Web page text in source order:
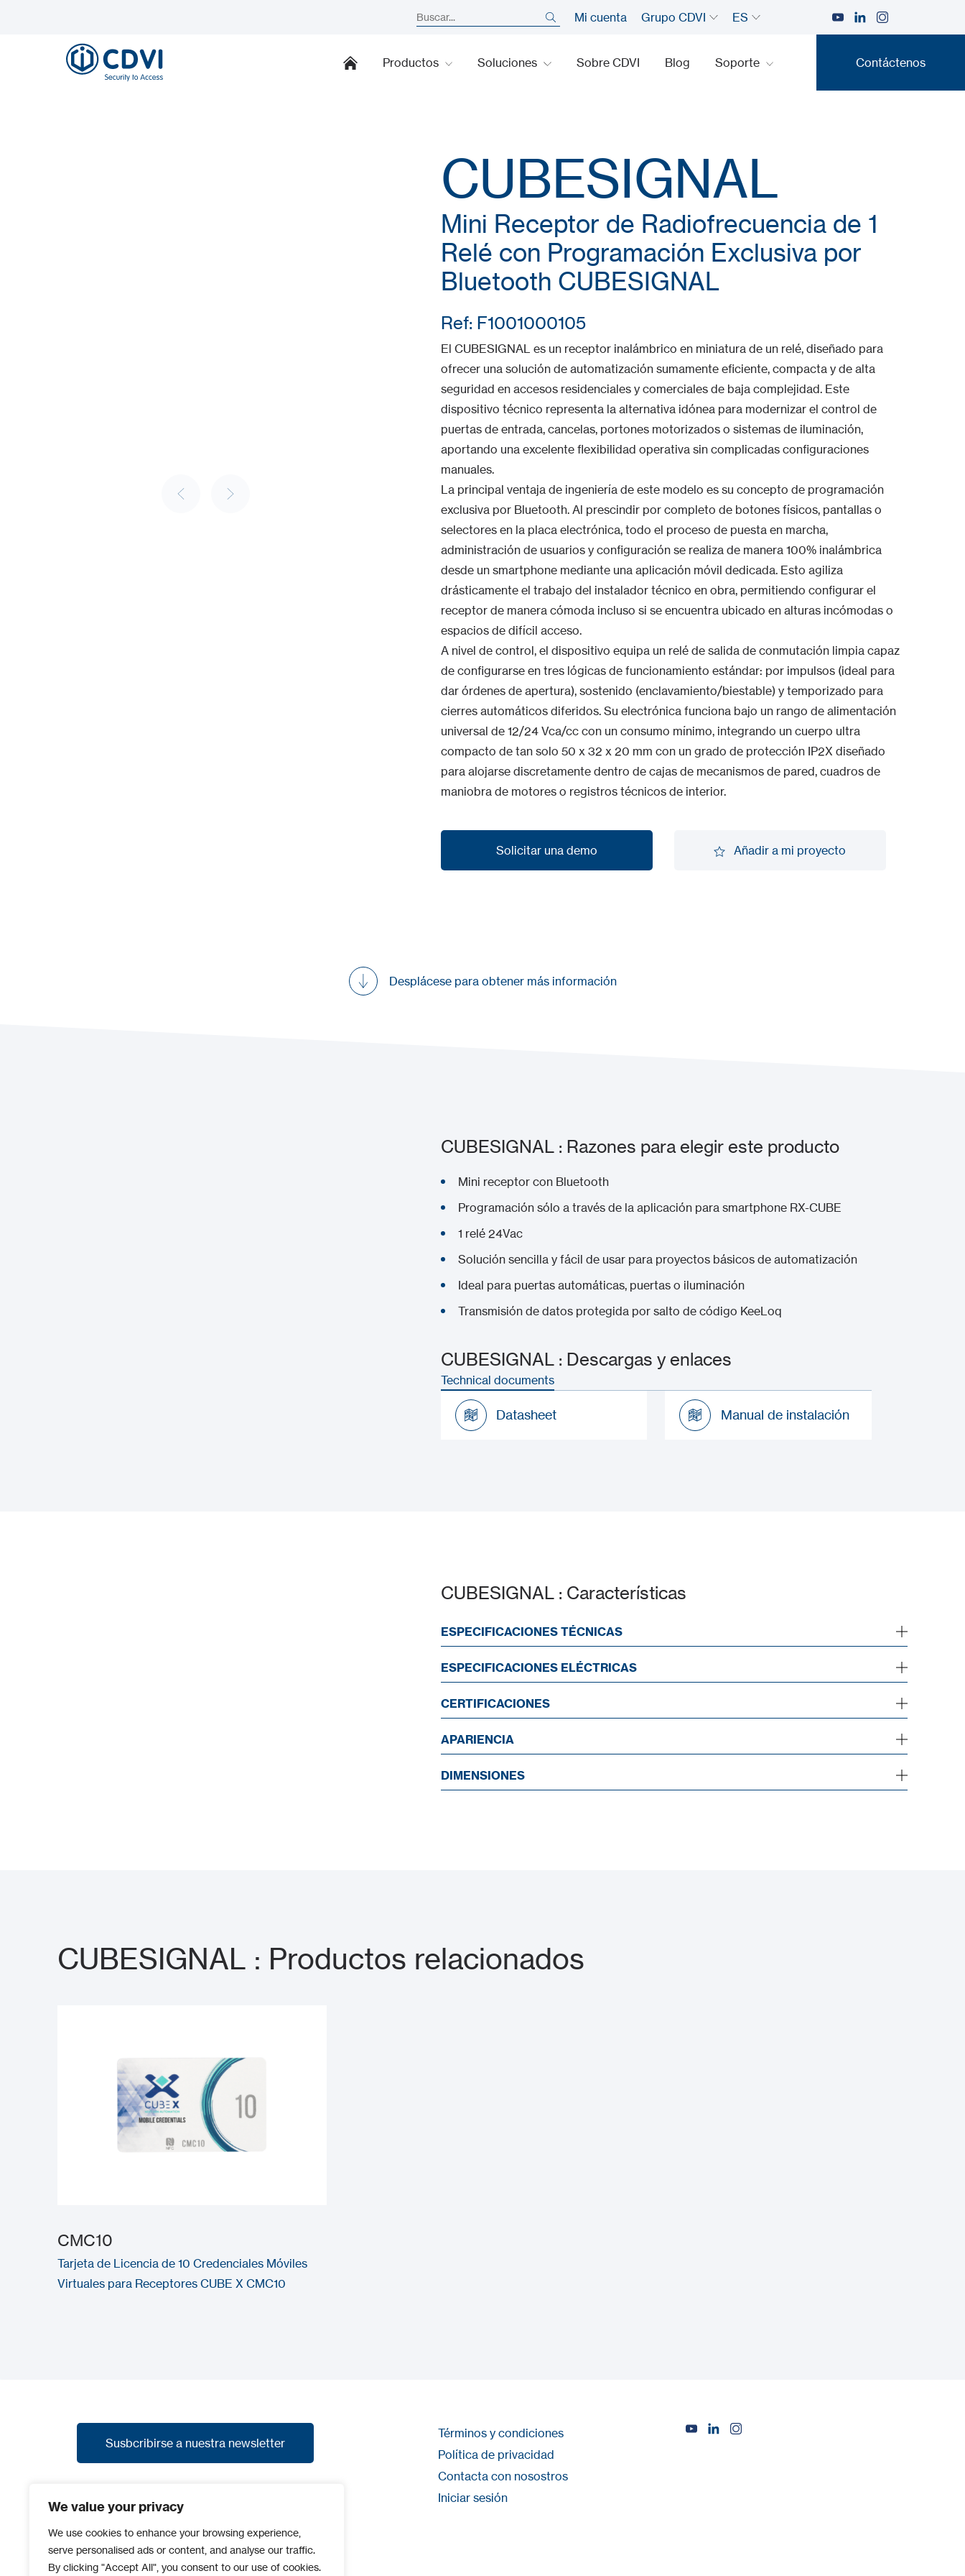
We value your privacy
We use cookies to enhance your browsing experience,
serve personalised ads or content, and analyse our traffic.
By clicking "Accept All", you consent to our use of cookies.
Mi cuenta Grupo CDVI ES
Productos Soluciones Sobre CDVI Blog Soporte Contáctenos
CUBESIGNAL
Mini Receptor de Radiofrecuencia de 1
Relé con Programación Exclusiva por
Bluetooth CUBESIGNAL
Ref: F1001000105
El CUBESIGNAL es un receptor inalámbrico en miniatura de un relé, diseñado para
ofrecer una solución de automatización sumamente eficiente, compacta y de alta
seguridad en accesos residenciales y comerciales de baja complejidad. Este
dispositivo técnico representa la alternativa idónea para modernizar el control de
puertas de entrada, cancelas, portones motorizados o sistemas de iluminación,
aportando una excelente flexibilidad operativa sin complicadas configuraciones
manuales.
La principal ventaja de ingeniería de este modelo es su concepto de programación
exclusiva por Bluetooth. Al prescindir por completo de botones físicos, pantallas o
selectores en la placa electrónica, todo el proceso de puesta en marcha,
administración de usuarios y configuración se realiza de manera 100% inalámbrica
desde un smartphone mediante una aplicación móvil dedicada. Esto agiliza
drásticamente el trabajo del instalador técnico en obra, permitiendo configurar el
receptor de manera cómoda incluso si se encuentra ubicado en alturas incómodas o
espacios de difícil acceso.
A nivel de control, el dispositivo equipa un relé de salida de conmutación limpia capaz
de configurarse en tres lógicas de funcionamiento estándar: por impulsos (ideal para
dar órdenes de apertura), sostenido (enclavamiento/biestable) y temporizado para
cierres automáticos diferidos. Su electrónica funciona bajo un rango de alimentación
universal de 12/24 Vca/cc con un consumo mínimo, integrando un cuerpo ultra
compacto de tan solo 50 x 32 x 20 mm con un grado de protección IP2X diseñado
para alojarse discretamente dentro de cajas de mecanismos de pared, cuadros de
maniobra de motores o registros técnicos de interior.
Solicitar una demo Añadir a mi proyecto
Desplácese para obtener más información
CUBESIGNAL : Razones para elegir este producto
Mini receptor con Bluetooth
Programación sólo a través de la aplicación para smartphone RX-CUBE
1 relé 24Vac
Solución sencilla y fácil de usar para proyectos básicos de automatización
Ideal para puertas automáticas, puertas o iluminación
Transmisión de datos protegida por salto de código KeeLoq
CUBESIGNAL : Descargas y enlaces
Technical documents
Datasheet Manual de instalación
CUBESIGNAL : Características
ESPECIFICACIONES TÉCNICAS
ESPECIFICACIONES ELÉCTRICAS
CERTIFICACIONES
APARIENCIA
DIMENSIONES
CUBESIGNAL : Productos relacionados
CMC10
Tarjeta de Licencia de 10 Credenciales Móviles
Virtuales para Receptores CUBE X CMC10
Susbcribirse a nuestra newsletter
últimas noticias, promociones y avances de
nuevos productos.
Términos y condiciones
Política de privacidad
Contacta con nosostros
Iniciar sesión